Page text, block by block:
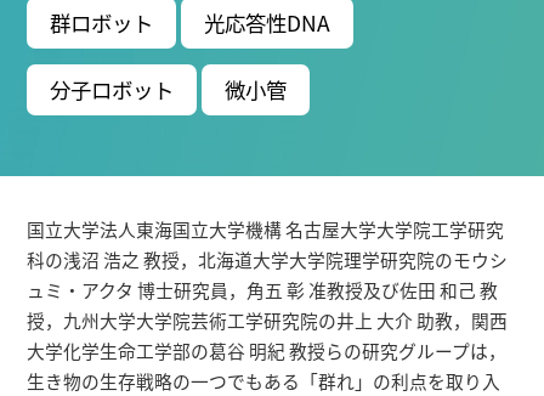
Researchers' VOICE
Links
名古屋大学基金
研究者総覧
群ロボット 光応答性DNA
分子ロボット 微小管
国立大学法人東海国立大学機構 名古屋大学大学院工学研究
科の浅沼 浩之 教授，北海道大学大学院理学研究院のモウシ
ュミ・アクタ 博士研究員，角五 彰 准教授及び佐田 和己 教
授，九州大学大学院芸術工学研究院の井上 大介 助教，関西
大学化学生命工学部の葛谷 明紀 教授らの研究グループは，
生き物の生存戦略の一つでもある「群れ」の利点を取り入